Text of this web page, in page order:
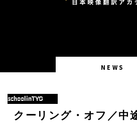
NEWS
schoolinTYO
クーリング・オフ／中